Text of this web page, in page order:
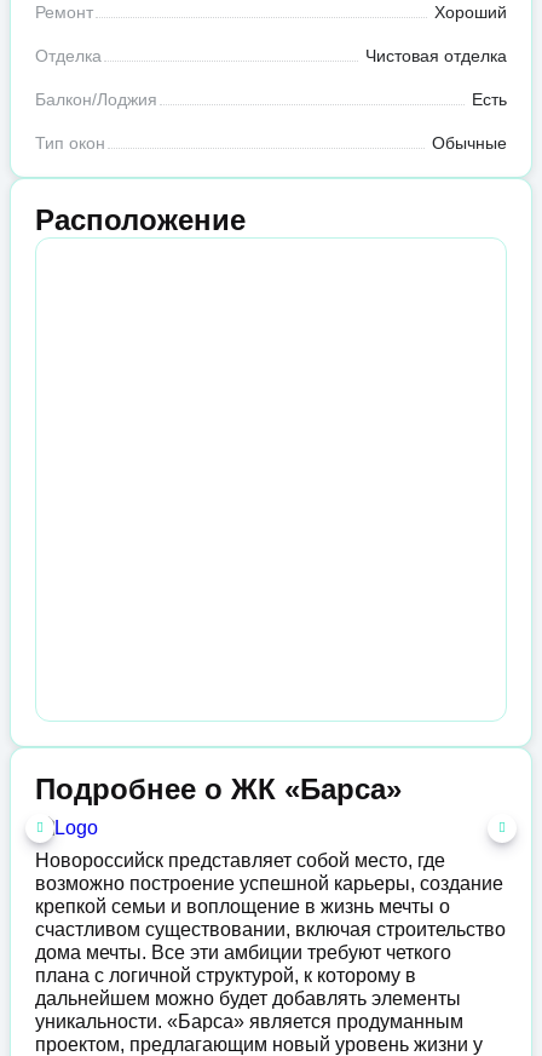
Ремонт Хороший
Отделка Чистовая отделка
Балкон/Лоджия Есть
Тип окон Обычные
Расположение
Подробнее о ЖК «Барса»
Новороссийск представляет собой место, где
возможно построение успешной карьеры, создание
крепкой семьи и воплощение в жизнь мечты о
счастливом существовании, включая строительство
дома мечты. Все эти амбиции требуют четкого
плана с логичной структурой, к которому в
дальнейшем можно будет добавлять элементы
уникальности. «Барса» является продуманным
проектом, предлагающим новый уровень жизни у